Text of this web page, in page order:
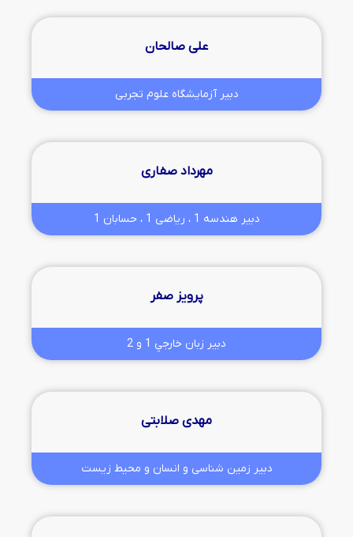
علی صالحان
دبیر آزمایشگاه علوم تجربی
مهرداد صفاری
دبیر هندسه 1 ، ریاضی 1 ، حسابان 1
پرویز صفر
دبیر زبان خارجي 1 و 2
مهدی صلابتی
دبیر زمین شناسی و انسان و محيط زيست